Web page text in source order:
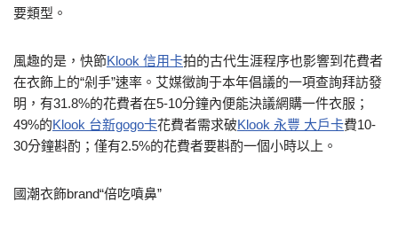
要類型。
風趣的是，快節Klook 信用卡拍的古代生涯程序也影響到花費者
在衣飾上的“剁手”速率。艾媒徵詢于本年倡議的一項查詢拜訪發
明，有31.8%的花費者在5-10分鐘內便能決議網購一件衣服；
49%的Klook 台新gogo卡花費者需求破Klook 永豐 大戶卡費10-
30分鐘斟酌；僅有2.5%的花費者要斟酌一個小時以上。
國潮衣飾brand“倍吃噴鼻”